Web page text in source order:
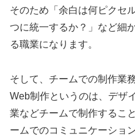
そのため「余白は何ピクセ
つに統一するか？」など細
る職業になります。
そして、チームでの制作業
Web制作というのは、デザ
業などチームで制作するこ
ームでのコミュニケーショ